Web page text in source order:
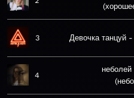
3 Девочка танцуй
4
неболей